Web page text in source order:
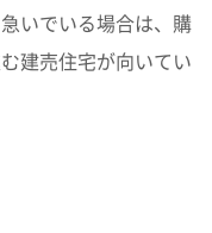
いでいる場合は、購
建売住宅が向いてい